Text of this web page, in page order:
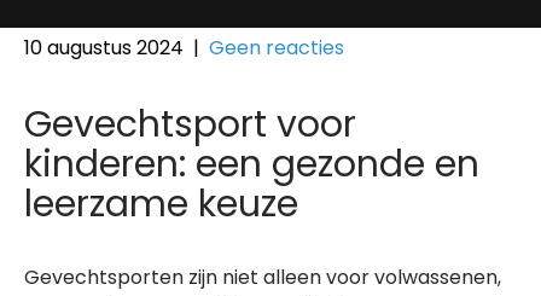
10 augustus 2024 | Geen reacties
Gevechtsport voor
kinderen: een gezonde en
leerzame keuze
Gevechtsporten zijn niet alleen voor volwassenen,